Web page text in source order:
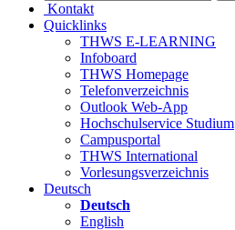
Kontakt
Quicklinks
THWS E-LEARNING
Infoboard
THWS Homepage
Telefonverzeichnis
Outlook Web-App
Hochschulservice Studium
Campusportal
THWS International
Vorlesungsverzeichnis
Deutsch
Deutsch
English